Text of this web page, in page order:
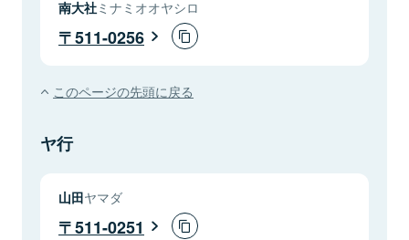
南大社ミナミオオヤシロ
511-0256
このページの先頭に戻る
ヤ行
山田ヤマダ
511-0251